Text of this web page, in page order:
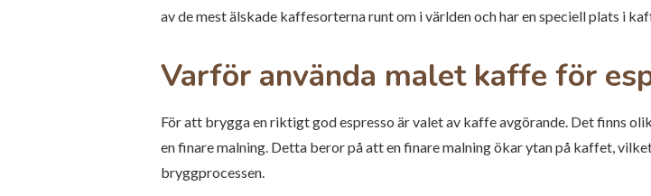
av de mest älskade kaffesorterna runt om i världen och har en speciell plats i
Varför använda malet kaffe för
För att brygga en riktigt god espresso är valet av kaffe avgörande. Det finns
en finare malning. Detta beror på att en finare malning ökar ytan på kaffet,
bryggprocessen.